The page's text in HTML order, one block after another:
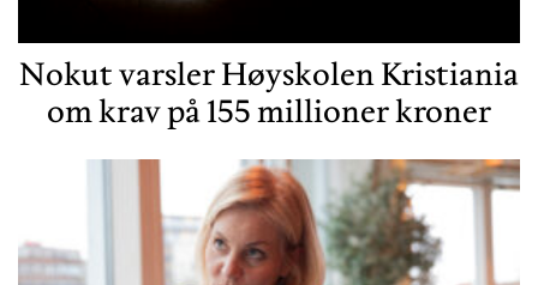
Nokut varsler Høyskolen Kristiania
om krav på 155 millioner kroner